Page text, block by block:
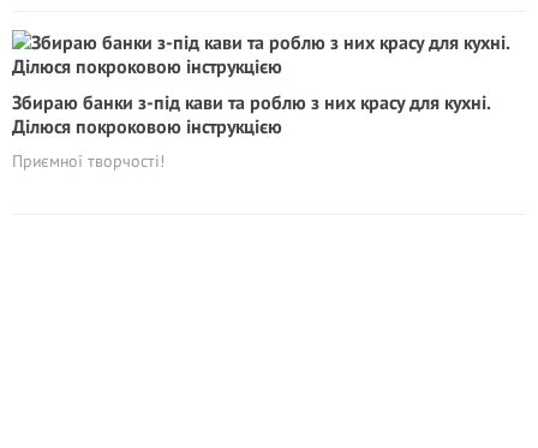
Збираю банки з-під кави та роблю з них красу для кухні.
Ділюся покроковою інструкцією
Приємної творчості!